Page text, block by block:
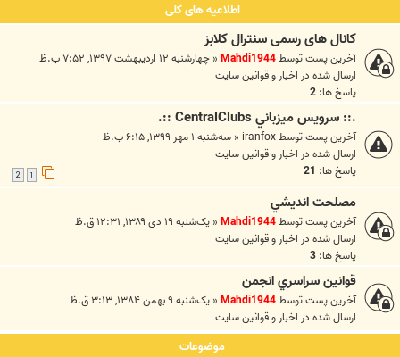
اطلاعیه های کلی
کانال های رسمی سنترال کلابز
آخرین پست توسطMahdi1944
« چهارشنبه ۱۲ اردیبهشت ۱۳۹۷, ۷:۵۲ ب.ظ
ارسال شده در اخبار و قوانين سايت
پاسخ ها: 2
.:: سرويس ميزباني CentralClubs ::.
آخرین پست توسطiranfox
« سه‌شنبه ۱ مهر ۱۳۹۹, ۶:۱۵ ب.ظ
ارسال شده در اخبار و قوانين سايت
پاسخ ها: 21
مصلحت انديشي
آخرین پست توسطMahdi1944
« یک‌شنبه ۱۹ دی ۱۳۸۹, ۱۲:۳۱ ق.ظ
ارسال شده در اخبار و قوانين سايت
پاسخ ها: 3
قوانين سراسري انجمن
آخرین پست توسطMahdi1944
« یک‌شنبه ۹ بهمن ۱۳۸۴, ۳:۱۳ ق.ظ
ارسال شده در اخبار و قوانين سايت
موضوعات